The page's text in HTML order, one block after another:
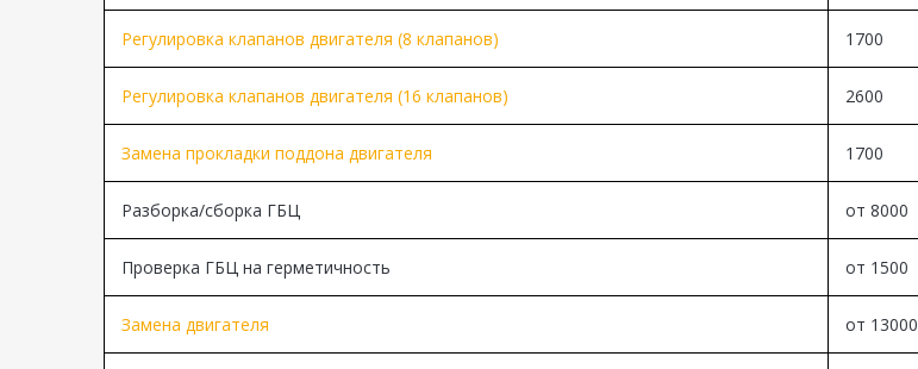
Регулировка клапанов двигателя (8 клапанов) 1700
Регулировка клапанов двигателя (16 клапанов) 2600
Замена прокладки поддона двигателя 1700
Разборка/сборка ГБЦ от 8000
Проверка ГБЦ на герметичность от 1500
Замена двигателя от 13000